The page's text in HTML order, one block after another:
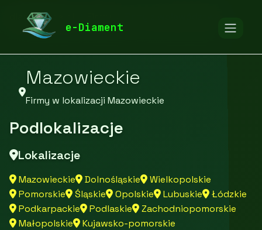
e-Diament
diamentspa.pl
Mazowieckie
Firmy w lokalizacji Mazowieckie
Podlokalizacje
Lokalizacje
Mazowieckie Dolnośląskie
Wielkopolskie
Pomorskie
Śląskie Opolskie Lubuskie
Łódzkie
Podkarpackie
Podlaskie
Zachodniopomorskie
Małopolskie
Kujawsko-pomorskie